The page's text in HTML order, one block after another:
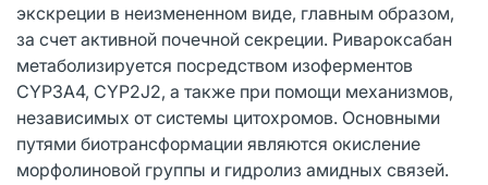
экскреции в неизмененном виде, главным образом,
за счет активной почечной секреции. Ривароксабан
метаболизируется посредством изоферментов
CYP3A4, CYP2J2, а также при помощи механизмов,
независимых от системы цитохромов. Основными
путями биотрансформации являются окисление
морфолиновой группы и гидролиз амидных связей.